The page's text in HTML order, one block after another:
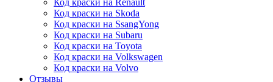
Код краски на Renault
Код краски на Skoda
Код краски на SsangYong
Код краски на Subaru
Код краски на Toyota
Код краски на Volkswagen
Код краски на Volvo
Отзывы